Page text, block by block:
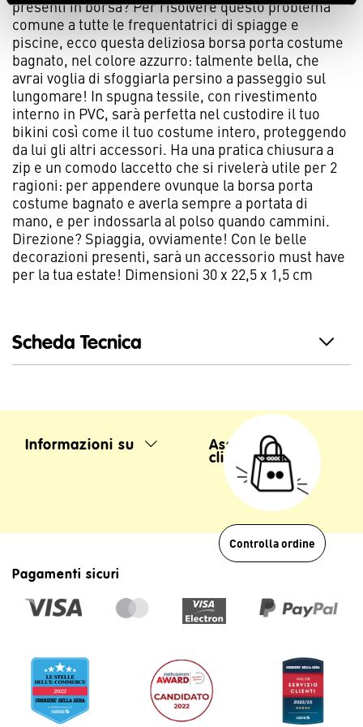
presenti in borsa? Per risolvere questo problema
comune a tutte le frequentatrici di spiagge e
piscine, ecco questa deliziosa borsa porta costume
bagnato, nel colore azzurro: talmente bella, che
avrai voglia di sfoggiarla persino a passeggio sul
lungomare! In spugna tessile, con rivestimento
interno in PVC, sarà perfetta nel custodire il tuo
bikini così come il tuo costume intero, proteggendo
da lui gli altri accessori. Ha una pratica chiusura a
zip e un comodo laccetto che si rivelerà utile per 2
ragioni: per appendere ovunque la borsa porta
costume bagnato e averla sempre a portata di
mano, e per indossarla al polso quando cammini.
Direzione? Spiaggia, ovviamente! Con le belle
decorazioni presenti, sarà un accessorio must have
per la tua estate! Dimensioni 30 x 22,5 x 1,5 cm
Scheda Tecnica
Informazioni su
Assistenza
clienti
Controlla ordine
Pagamenti sicuri